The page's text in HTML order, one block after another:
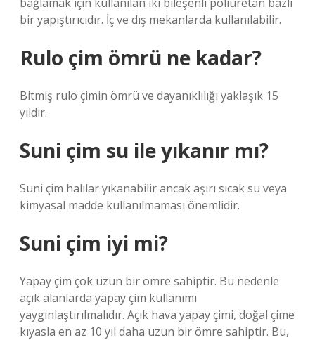
bir yapıştırıcıdır. İç ve dış mekanlarda kullanılabilir.
Rulo çim ömrü ne kadar?
Bitmiş rulo çimin ömrü ve dayanıklılığı yaklaşık 15
yıldır.
Suni çim su ile yıkanır mı?
Suni çim halılar yıkanabilir ancak aşırı sıcak su veya
kimyasal madde kullanılmaması önemlidir.
Suni çim iyi mi?
Yapay çim çok uzun bir ömre sahiptir. Bu nedenle
açık alanlarda yapay çim kullanımı
yaygınlaştırılmalıdır. Açık hava yapay çimi, doğal çime
kıyasla en az 10 yıl daha uzun bir ömre sahiptir. Bu,